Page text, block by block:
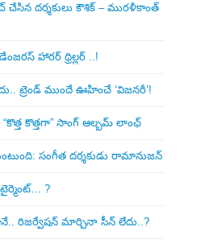
దర్శకులు కౌశిక్ – మురళీకాంత్
హారర్ థ్రిల్లర్ ..!
ట్రెండ్‌ ముందే ఊహించే ‘విజనరీ’!
కొత్తగా” సాంగ్ ఆల్బమ్ లాంఛ్
సంగీత దర్శకుడు రామానుజన్
?
రిజ‌ర్వేష‌న్ మార్చినా సీన్ లేదు..?